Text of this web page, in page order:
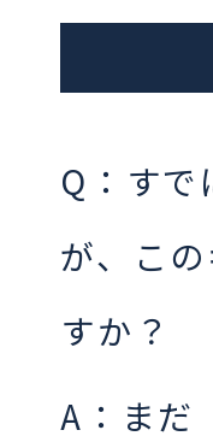
Q：す
が、こ
すか？
A：まだ